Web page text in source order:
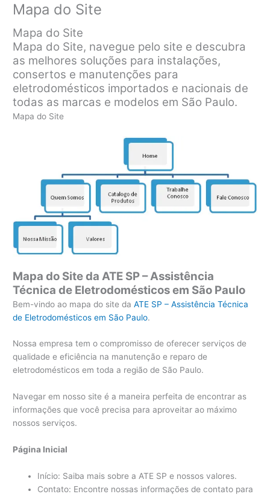
Mapa do Site
Mapa do Site
Mapa do Site, navegue pelo site e descubra
as melhores soluções para instalações,
consertos e manutenções para
eletrodomésticos importados e nacionais de
todas as marcas e modelos em São Paulo.
Mapa do Site
Mapa do Site da ATE SP – Assistência
Técnica de Eletrodomésticos em São Paulo
Bem-vindo ao mapa do site daATE SP – Assistência Técnica
de Eletrodomésticos em São Paulo.
Nossa empresa tem o compromisso de oferecer serviços de
qualidade e eficiência na manutenção e reparo de
eletrodomésticos em toda a região de São Paulo.
Navegar em nosso site é a maneira perfeita de encontrar as
informações que você precisa para aproveitar ao máximo
nossos serviços.
Página Inicial
Início: Saiba mais sobre a ATE SP e nossos valores.
Contato: Encontre nossas informações de contato para